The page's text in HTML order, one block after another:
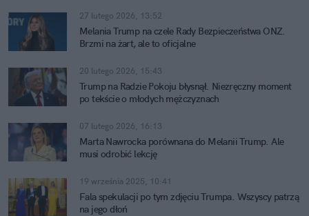
27 lutego 2026, 13:52
Melania Trump na czele Rady Bezpieczeństwa ONZ.
Brzmi na żart, ale to oficjalne
20 lutego 2026, 15:43
Trump na Radzie Pokoju błysnął. Niezręczny moment
po tekście o młodych mężczyznach
07 lutego 2026, 16:13
Marta Nawrocka porównana do Melanii Trump. Ale
musi odrobić lekcję
19 września 2025, 10:41
Fala spekulacji po tym zdjęciu Trumpa. Wszyscy patrzą
na jego dłoń